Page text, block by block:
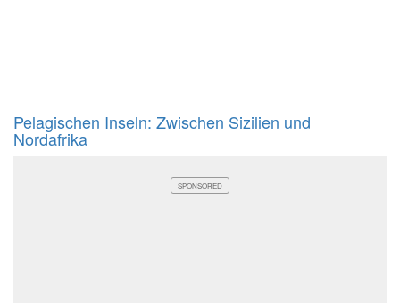
Pelagischen Inseln: Zwischen Sizilien und
Nordafrika
SPONSORED